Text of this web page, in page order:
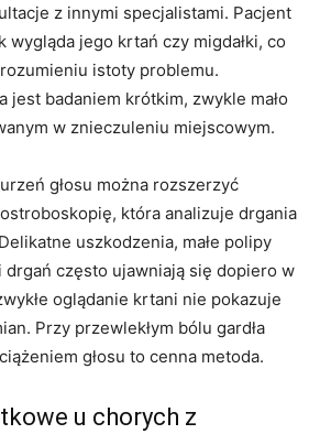
z innymi specjalistami. Pacjent
wygląda jego krtań czy migdałki, co
istoty problemu.
jest badaniem krótkim, zwykle mało
w znieczuleniu miejscowym.
głosu można rozszerzyć
która analizuje drgania
uszkodzenia, małe polipy
często ujawniają się dopiero w
oglądanie krtani nie pokazuje
Przy przewlekłym bólu gardła
głosu to cenna metoda.
u chorych z